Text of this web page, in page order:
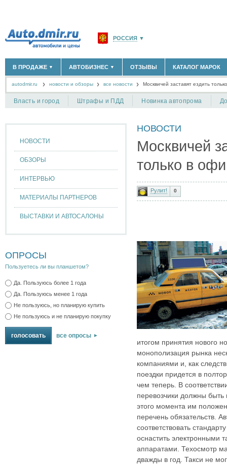
РОССИЯ ▼
САНКТ-ПЕТЕРБУРГ И ОБЛАСТЬ(14298)
КРАСНОДАРСКИЙ КРАЙ(5619)
КРЫМ РЕСПУБЛИКА(412)
В ПРОДАЖЕ ▼
НОВЫЕ АВТОМОБИЛИ(30122)
АВТОМОБИЛИ С ПРОБЕГОМ
АВТОБИЗНЕС ▼
ОФИЦИАЛЬНЫЕ ДИЛЕРЫ(1347)
ТАКСИ(278)
+ ДОБАВИТЬ КОМПАНИЮ
ОТЗЫВЫ КАТАЛОГ МАРОК
autodmir.ru новости и обзоры все новости Москвичей заставят ездить
Власть и город Штрафы и ПДД Новинка автопрома
НОВОСТИ
ОБЗОРЫ
ИНТЕРВЬЮ
МАТЕРИАЛЫ ПАРТНЕРОВ
ВЫСТАВКИ И АВТОСАЛОНЫ
ОПРОСЫ
Пользуетесь ли вы планшетом?
Да. Пользуюсь более 1 года
Да. Пользуюсь менее 1 года
Не пользуюсь, но планирую купить
Не пользуюсь и не планирую покупку
все опросы
НОВОСТИ
Москвичей
только в
Рулит! 0
итогом принятия нового
монополизация рынка
компаниями и, как
поездки придется в
чем теперь. В
перевозчики должны
этого момента им
перечень обязательств.
соответствовать
оснастить электронными
аппаратами. Техосмотр
дважды в год. Такси не